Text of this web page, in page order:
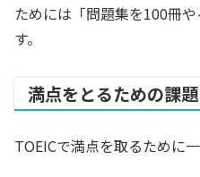
ためには「問題集を100冊
す。
満点をとるための課題
TOEICで満点を取るために